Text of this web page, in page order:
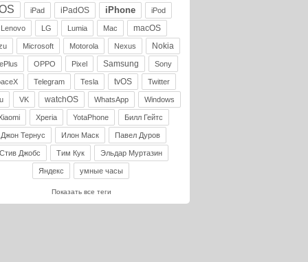
iPad iPadOS iPhone iPod
Lenovo LG Lumia Mac macOS
Microsoft Motorola Nexus Nokia
OPPO Pixel Samsung Sony
Telegram Tesla tvOS Twitter
VK watchOS WhatsApp Windows
Xperia YotaPhone Билл Гейтс
Джон Тернус Илон Маск Павел Дуров
Джобс Тим Кук Эльдар Муртазин
Яндекс умные часы
Показать все теги